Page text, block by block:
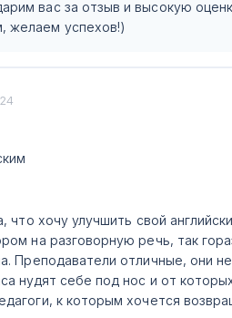
вас за отзыв и высокую
желаем успехов!)
что хочу улучшить свой
на разговорную речь, так
Преподаватели отличные, они
нудят себе под нос и от
к которым хочется